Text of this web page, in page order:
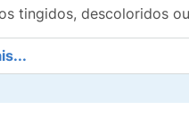
tingidos, descoloridos
necessárias
ajudando a recuperar o